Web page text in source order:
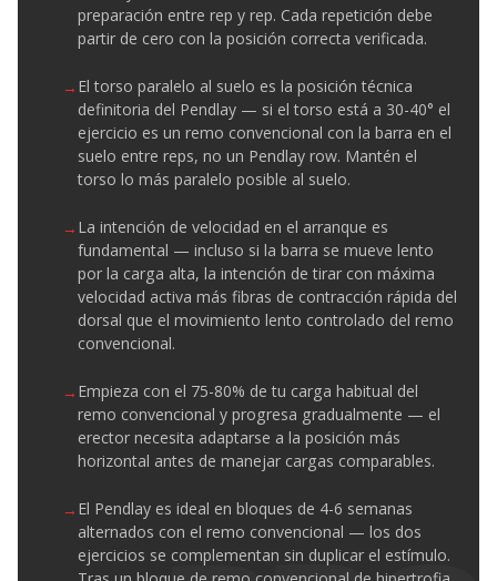
preparación entre rep y rep. Cada repetición debe
partir de cero con la posición correcta verificada.
El torso paralelo al suelo es la posición técnica
definitoria del Pendlay — si el torso está a 30-40° el
ejercicio es un remo convencional con la barra en el
suelo entre reps, no un Pendlay row. Mantén el
torso lo más paralelo posible al suelo.
La intención de velocidad en el arranque es
fundamental — incluso si la barra se mueve lento
por la carga alta, la intención de tirar con máxima
velocidad activa más fibras de contracción rápida del
dorsal que el movimiento lento controlado del remo
convencional.
Empieza con el 75-80% de tu carga habitual del
remo convencional y progresa gradualmente — el
erector necesita adaptarse a la posición más
horizontal antes de manejar cargas comparables.
El Pendlay es ideal en bloques de 4-6 semanas
alternados con el remo convencional — los dos
ejercicios se complementan sin duplicar el estímulo.